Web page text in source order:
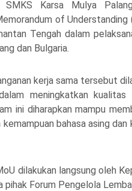
SMKS Karsa Mulya
of Understanding
Tengah dalam
dan Bulgaria.
kerja sama tersebut
meningkatkan
ini diharapkan mampu
bahasa asing
dilakukan langsung oleh
pihak Forum Pengelola